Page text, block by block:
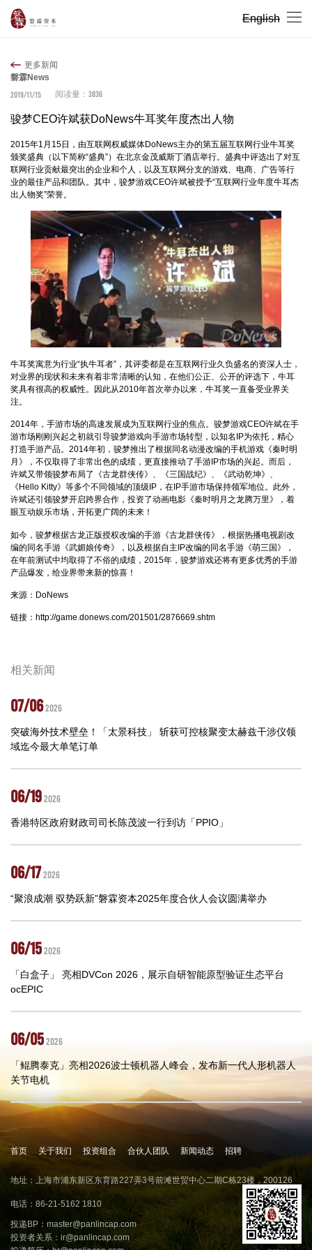
English
更多新闻
磐霖News
2019/11/15
阅读量： 3836
骏梦CEO许斌获DoNews牛耳奖年度杰出人物
2015年1月15日，由互联网权威媒体DoNews主办的第五届互联网行业牛耳奖
颁奖盛典（以下简称“盛典”）在北京金茂威斯丁酒店举行。盛典中评选出了对互
联网行业贡献最突出的企业和个人，以及互联网分支的游戏、电商、广告等行
业的最佳产品和团队。其中，骏梦游戏CEO许斌被授予“互联网行业年度牛耳杰
出人物奖”荣誉。
牛耳奖寓意为行业“执牛耳者”，其评委都是在互联网行业久负盛名的资深人士，
对业界的现状和未来有着非常清晰的认知，在他们公正、公开的评选下，牛耳
奖具有很高的权威性。因此从2010年首次举办以来，牛耳奖一直备受业界关
注。
2014年，手游市场的高速发展成为互联网行业的焦点。骏梦游戏CEO许斌在手
游市场刚刚兴起之初就引导骏梦游戏向手游市场转型，以知名IP为依托，精心
打造手游产品。2014年初，骏梦推出了根据同名动漫改编的手机游戏《秦时明
月》，不仅取得了非常出色的成绩，更直接推动了手游IP市场的兴起。而后，
许斌又带领骏梦布局了《古龙群侠传》、《三国战纪》、《武动乾坤》、
《Hello Kitty》等多个不同领域的顶级IP，在IP手游市场保持领军地位。此外，
许斌还引领骏梦开启跨界合作，投资了动画电影《秦时明月之龙腾万里》，着
眼互动娱乐市场，开拓更广阔的未来！
如今，骏梦根据古龙正版授权改编的手游《古龙群侠传》，根据热播电视剧改
编的同名手游《武媚娘传奇》，以及根据自主IP改编的同名手游《萌三国》，
在年前测试中均取得了不俗的成绩，2015年，骏梦游戏还将有更多优秀的手游
产品爆发，给业界带来新的惊喜！
来源：DoNews
链接： http://game.donews.com/201501/2876669.shtm
相关新闻
07/062026
突破海外技术壁垒！「太景科技」 斩获可控核聚变太赫兹干涉仪领
域迄今最大单笔订单
06/192026
香港特区政府财政司司长陈茂波一行到访「PPIO」
06/172026
“聚浪成潮 驭势跃新”磐霖资本2025年度合伙人会议圆满举办
06/152026
「白盒子」 亮相DVCon 2026，展示自研智能原型验证生态平台
ocEPIC
06/052026
「鲲腾泰克」亮相2026波士顿机器人峰会，发布新一代人形机器人
关节电机
首页 关于我们 投资组合 合伙人团队 新闻动态 招聘
地址：上海市浦东新区东育路227弄3号前滩世贸中心二期C栋23楼，200126
电话：86-21-5162 1810
投递BP： master@panlincap.com
投资者关系： ir@panlincap.com